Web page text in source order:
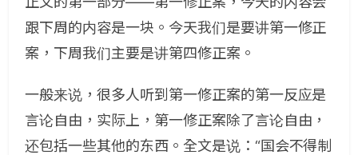
跟下周的内容是一块。今天我们是要讲第一修正
案，下周我们主要是讲第四修正案。
一般来说，很多人听到第一修正案的第一反应是
言论自由，实际上，第一修正案除了言论自由，
还包括一些其他的东西。全文是说：“国会不得制